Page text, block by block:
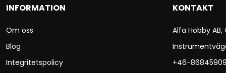
INFORMATION
Om oss
Blog
Integritetspolicy
KONTAKT
Alfa Hobby
+46-